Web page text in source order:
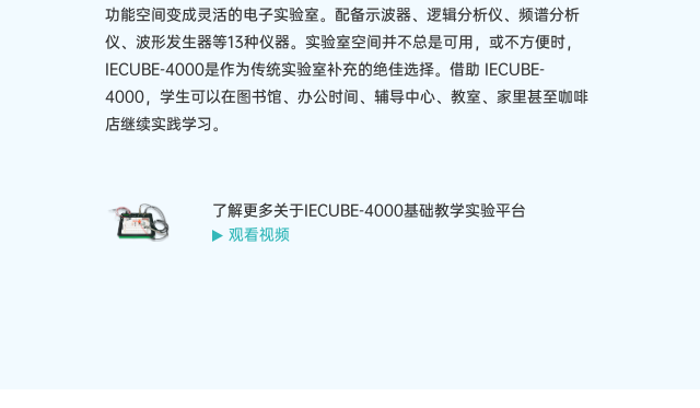
功能空间变成灵活的电子实验室。配备示波器、逻辑分析仪、频谱分析
仪、波形发生器等13种仪器。实验室空间并不总是可用，或不方便时，
IECUBE-4000是作为传统实验室补充的绝佳选择。借助 IECUBE-
4000，学生可以在图书馆、办公时间、辅导中心、教室、家里甚至咖啡
店继续实践学习。
了解更多关于IECUBE-4000基础教学实验平台
观看视频